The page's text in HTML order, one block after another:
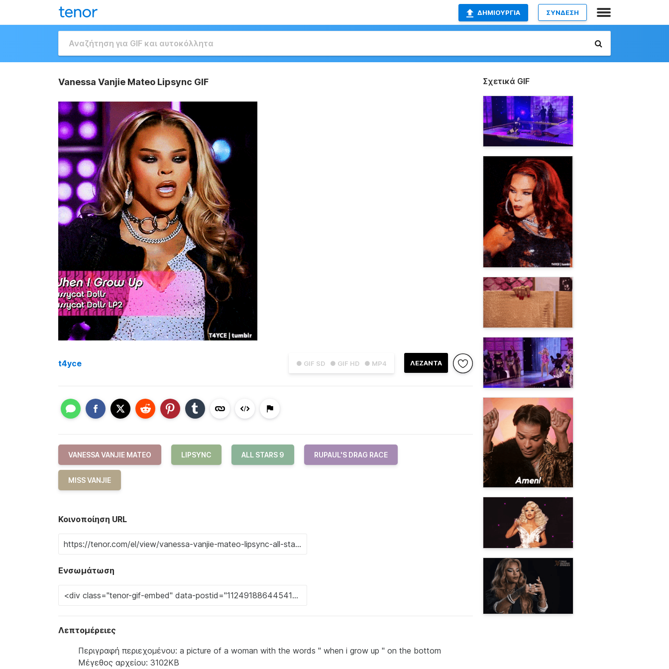
ΔΗΜΙΟΥΡΓΊΑ ΣΥΝΔΕΣΗ
Vanessa Vanjie Mateo Lipsync GIF
● GIF SD ● GIF HD ● MP4 ΛΕΖΑΝΤΑ
t4yce
VANESSA VANJIE MATEO LIPSYNC ALL STARS 9 RUPAUL'S DRAG RACE
MISS VANJIE
Κοινοποίηση URL
Ενσωμάτωση
Λεπτομέρειες
Περιγραφή περιεχομένου: a picture of a woman with the words " when i grow up " on the bottom
Μέγεθος αρχείου: 3102KB
Σχετικά GIF